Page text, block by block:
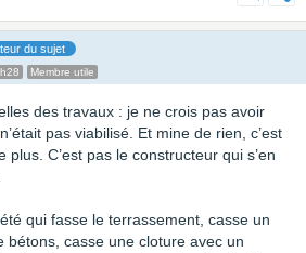
du sujet
Membre utile
des travaux : je ne crois pas avoir
pas viabilisé. Et mine de rien, c’est
C’est pas le constructeur qui s’en
qui fasse le terrassement, casse un
bétons, casse une cloture avec un